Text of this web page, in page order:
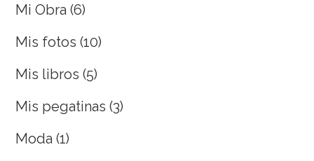
Mi Obra (6)
Mis fotos (10)
Mis libros (5)
Mis pegatinas (3)
Moda (1)